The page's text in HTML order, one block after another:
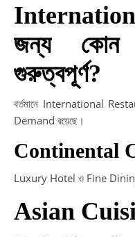
জন্য কোন
গুরুত্বপূর্ণ?
বর্তমানে International
Demand রয়েছে।
Continental
Luxury Hotel ও Fine
Asian